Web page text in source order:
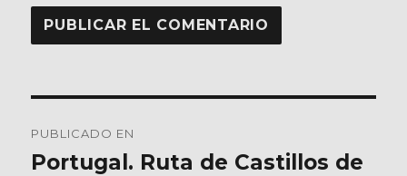
de
PUBLICADO EN
Portugal. Ruta de Castillos de